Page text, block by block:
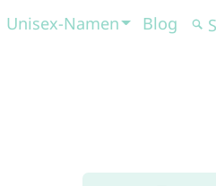
Unisex-Namen Blog